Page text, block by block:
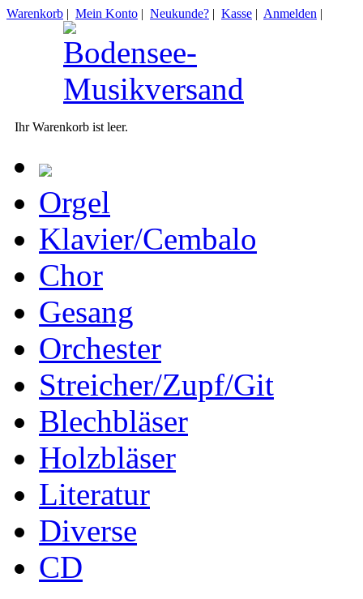
Warenkorb | Mein Konto | Neukunde? | Kasse | Anmelden |
Ihr Warenkorb ist leer.
Orgel
Klavier/Cembalo
Chor
Gesang
Orchester
Streicher/Zupf/Git
Blechbläser
Holzbläser
Literatur
Diverse
CD